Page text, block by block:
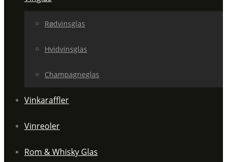
Rødvinsglas
Hvidvinsglas
Champagneglas
Vinkaraffler
Vinreoler
Rom & Whisky Glas